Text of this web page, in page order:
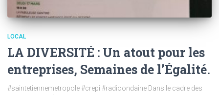
LOCAL
LA DIVERSITÉ : Un atout pour les
entreprises, Semaines de l’Égalité.
#saintetiennemetropole #crepi #radioondaine Dans le cadre des